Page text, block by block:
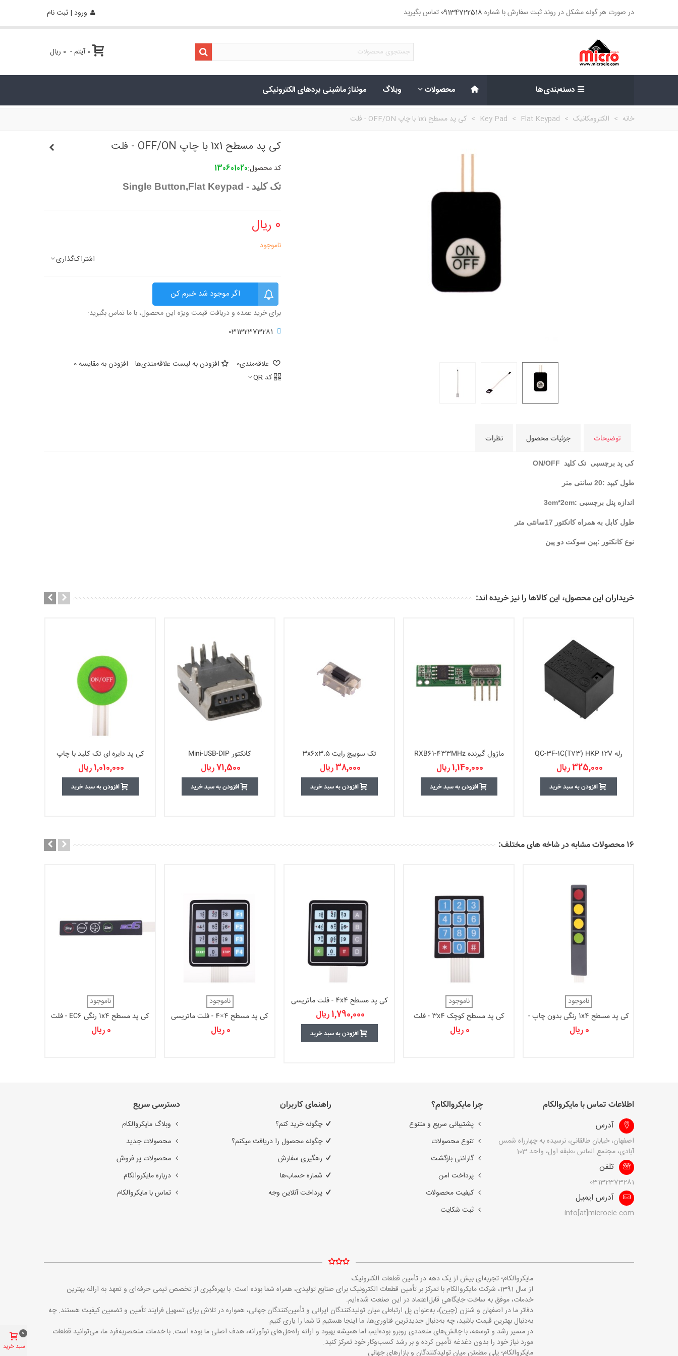
در صورت هر گونه مشکل در روند ثبت سفارش با شماره 09134722518 تماس بگیرید ورود | ثبت نام
0 آیتم- 0 ریال
دسته‌بندی‌ها محصولات وبلاگ مونتاژ ماشینی بردهای الکترونیکی
خانه > الکترومکانیک >
Key Pad > Flat Keypad
> کی پد مسطح 1x1 با چاپ OFF/ON - فلت
کی پد مسطح 1x1 با چاپ OFF/ON - فلت
کد محصول:130601020
تک کلید - Single Button,Flat Keypad
0 ریال
ناموجود
اشتراک‌گذاری
اگر موجود شد خبرم کن
برای خرید عمده و دریافت قیمت ویژه این محصول، با ما تماس بگیرید:
03132373281
علاقه‌مندی0 افزودن به لیست علاقه‌مندی‌ها افزودن به مقایسه0
کد QR
توضیحات جزئیات محصول نظرات
کی پد برچسبی تک کلید ON/OFF
طول کیپد :20 سانتی متر
اندازه پنل برچسبی :3cm*2cm
طول کابل به همراه کانکتور 17سانتی متر
نوع کانکتور :پین سوکت دو پین
خریداران این محصول، این کالاها را نیز خریده اند:
رله QC-3F-1C(T73) HKP 12V
325,000 ریال
افزودن به سبد خرید
ماژول گیرنده RXB61-433MHz
1,140,000 ریال
افزودن به سبد خرید
تک سوييچ رايت 3x6x3.5
38,000 ریال
افزودن به سبد خرید
کانکتور Mini-USB-DIP
71,500 ریال
افزودن به سبد خرید
کی پد دایره ای تک کلید با چاپ
OFF/ON - فلت
1,010,000 ریال
افزودن به سبد خرید
16 محصولات مشابه در شاخه های مختلف:
ناموجود
کی پد مسطح 1x4 رنگی بدون چاپ -
فلت 0 ریال
ناموجود
کی پد مسطح کوچک 3x4 - فلت
ماتریسی
0 ریال
کی پد مسطح 4x4 - فلت ماتریسی
1,790,000 ریال
افزودن به سبد خرید
ناموجود
کی پد مسطح 4×4 - فلت ماتریسی
0 ریال
ناموجود
کی پد مسطح 1x4 رنگی EC6 - فلت
0 ریال
اطلاعات تماس با مایکروالکام
آدرس
اصفهان، خیابان طالقانی، نرسیده به چهارراه شمس
آبادی، مجتمع الماس ،طبقه اول، واحد 103
تلفن
03132373281
آدرس ایمیل
info[at]microele.com
چرا مایکروالکام؟
پشتیبانی سریع و متنوع
تنوع محصولات
گارانتی بازگشت
پرداخت امن
کیفیت محصولات
ثبت شکایت
راهنمای کاربران
چگونه خرید کنم؟
چگونه محصول را دریافت میکنم؟
رهگیری سفارش
شماره حساب‌ها
پرداخت آنلاین وجه
دسترسی سریع
وبلاگ مایکروالکام
محصولات جدید
محصولات پر فروش
درباره مایکروالکام
تماس با مایکروالکام
مایکروالکام؛ تجربه‌ای بیش از یک دهه در تأمین قطعات الکترونیک
از سال 1391، شرکت مایکروالکام با تمرکز بر تأمین قطعات الکترونیک برای صنایع تولیدی، همراه شما بوده است. با بهره‌گیری از تخصص تیمی حرفه‌ای و تعهد به ارائه بهترین
خدمات، موفق به ساخت جایگاهی قابل‌اعتماد در این صنعت شده‌ایم.
دفاتر ما در اصفهان و شنزن (چین)، به‌عنوان پل ارتباطی میان تولیدکنندگان ایرانی و تأمین‌کنندگان جهانی، همواره در تلاش برای تسهیل فرایند تأمین و تضمین کیفیت هستند. چه
به‌دنبال بهترین قیمت باشید، چه به‌دنبال جدیدترین فناوری‌ها، ما اینجا هستیم تا شما را یاری کنیم.
در مسیر رشد و توسعه، با چالش‌های متعددی روبرو بوده‌ایم، اما همیشه بهبود و ارائه راه‌حل‌های نوآورانه، هدف اصلی ما بوده است. با خدمات منحصربه‌فرد ما، می‌توانید قطعات
مورد نیاز خود را بدون دغدغه تأمین کرده و بر رشد کسب‌وکار خود تمرکز کنید.
مایکروالکام؛ پلی مطمئن میان تولیدکنندگان و بازارهای جهانی
سبد خرید
0